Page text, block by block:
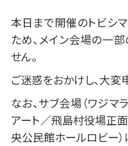
本日まで開催のトビシ
ため、メイン会場の一
せん。
ご迷惑をおかけし、大変
なお、サブ会場（ワジマ
アート／飛島村役場正
央公民館ホールロビー）